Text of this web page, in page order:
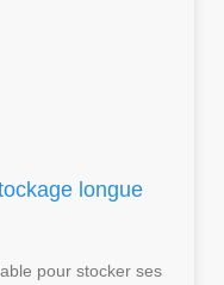
longue
pour stocker ses